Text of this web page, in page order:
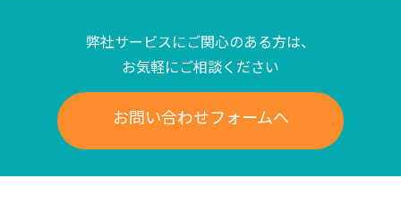
弊社サービスにご関心のある方は、
お気軽にご相談ください
お問い合わせフォームへ